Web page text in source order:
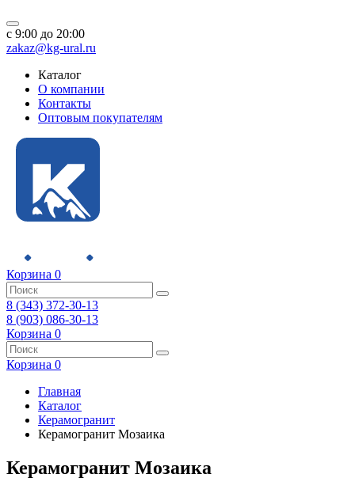
c 9:00 до 20:00
zakaz@kg-ural.ru
Каталог
О компании
Контакты
Оптовым покупателям
Корзина 0
8 (343) 372-30-13
8 (903) 086-30-13
Корзина 0
Корзина 0
Главная
Каталог
Керамогранит
Керамогранит Мозаика
Керамогранит Мозаика